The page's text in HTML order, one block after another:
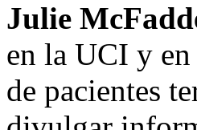
Julie
en la UCI y
de pacientes